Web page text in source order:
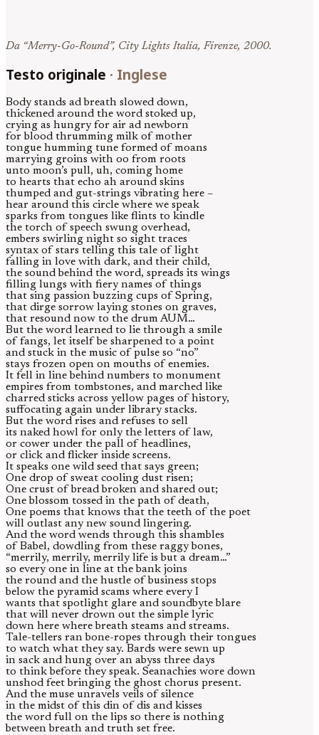
Da “Merry-Go-Round”, City Lights Italia, Firenze, 2000.
Testo originale · Inglese
Body stands ad breath slowed down,
thickened around the word stoked up,
crying as hungry for air ad newborn
for blood thrumming milk of mother
tongue humming tune formed of moans
marrying groins with oo from roots
unto moon’s pull, uh, coming home
to hearts that echo ah around skins
thumped and gut-strings vibrating here –
hear around this circle where we speak
sparks from tongues like flints to kindle
the torch of speech swung overhead,
embers swirling night so sight traces
syntax of stars telling this tale of light
falling in love with dark, and their child,
the sound behind the word, spreads its wings
filling lungs with fiery names of things
that sing passion buzzing cups of Spring,
that dirge sorrow laying stones on graves,
that resound now to the drum AUM…
But the word learned to lie through a smile
of fangs, let itself be sharpened to a point
and stuck in the music of pulse so “no”
stays frozen open on mouths of enemies.
It fell in line behind numbers to monument
empires from tombstones, and marched like
charred sticks across yellow pages of history,
suffocating again under library stacks.
But the word rises and refuses to sell
its naked howl for only the letters of law,
or cower under the pall of headlines,
or click and flicker inside screens.
It speaks one wild seed that says green;
One drop of sweat cooling dust risen;
One crust of bread broken and shared out;
One blossom tossed in the path of death,
One poems that knows that the teeth of the poet
will outlast any new sound lingering.
And the word wends through this shambles
of Babel, dowdling from these raggy bones,
“merrily, merrily, merrily life is but a dream…”
so every one in line at the bank joins
the round and the hustle of business stops
below the pyramid scams where every I
wants that spotlight glare and soundbyte blare
that will never drown out the simple lyric
down here where breath steams and streams.
Tale-tellers ran bone-ropes through their tongues
to watch what they say. Bards were sewn up
in sack and hung over an abyss three days
to think before they speak. Seanachies wore down
unshod feet bringing the ghost chorus present.
And the muse unravels veils of silence
in the midst of this din of dis and kisses
the word full on the lips so there is nothing
between breath and truth set free.